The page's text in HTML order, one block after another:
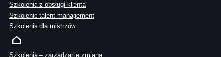
Szkolenia z obsługi klienta
Szkolenie talent management
Szkolenia dla mistrzów
Szkolenia – zarządzanie zmianą